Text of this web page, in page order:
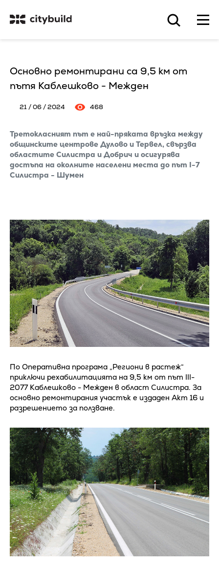
Основно ремонтирани са 9,5 км от
пътя Каблешково - Межден
21 / 06 / 2024 468
Третокласният път е най-пряката връзка между
общинските центрове Дулово и Тервел, свързва
областите Силистра и Добрич и осигурява
достъпа на околните населени места до път I-7
Силистра - Шумен
По Оперативна програма „Региони в растеж“
приключи рехабилитацията на 9,5 км от път III-
2077 Каблешково - Межден в област Силистра. За
основно ремонтирания участък е издаден Акт 16 и
разрешението за ползване.